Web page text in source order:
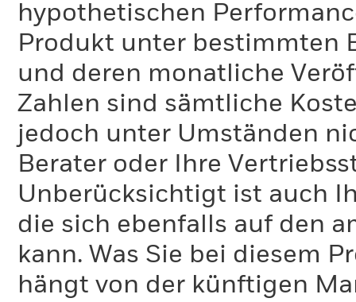
hypothetischen
Produkt unter bestimmten
und deren monatliche
Zahlen sind sämtliche
jedoch unter Umständen
Berater oder Ihre
Unberücksichtigt ist auch
die sich ebenfalls auf den
kann. Was Sie bei diesem
hängt von der künftigen